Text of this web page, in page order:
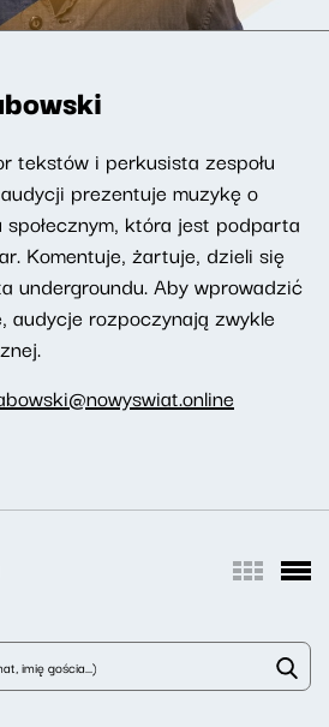
tekstów i perkusista zespołu
prezentuje muzykę o
społecznym, która jest podparta
Komentuje, żartuje, dzieli się
undergroundu. Aby wprowadzić
audycje rozpoczynają zwykle